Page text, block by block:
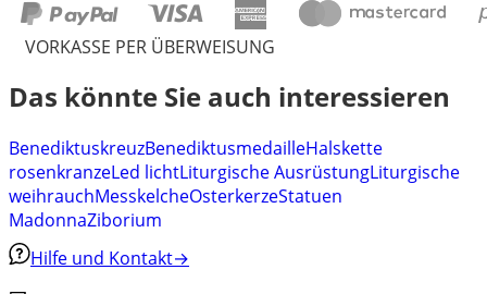
VORKASSE PER ÜBERWEISUNG
Das könnte Sie auch interessieren
BenediktuskreuzBenediktusmedailleHalskette
rosenkranzeLed lichtLiturgische AusrüstungLiturgische
weihrauchMesskelcheOsterkerzeStatuen
MadonnaZiborium
Hilfe und Kontakt→